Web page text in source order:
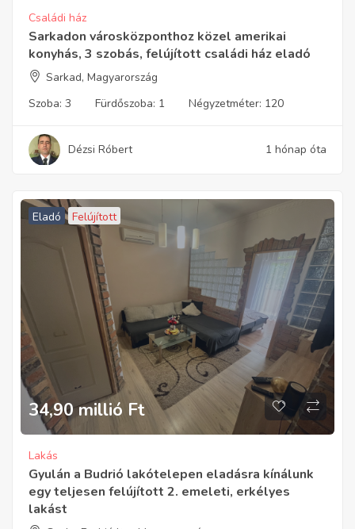
Családi ház
Sarkadon városközponthoz közel amerikai
konyhás, 3 szobás, felújított családi ház eladó
Sarkad, Magyarország
Szoba: 3 Fürdőszoba: 1 Négyzetméter: 120
Dézsi Róbert 1 hónap óta
Eladó Felújított
34,90 millió Ft
Lakás
Gyulán a Budrió lakótelepen eladásra kínálunk
egy teljesen felújított 2. emeleti, erkélyes
lakást